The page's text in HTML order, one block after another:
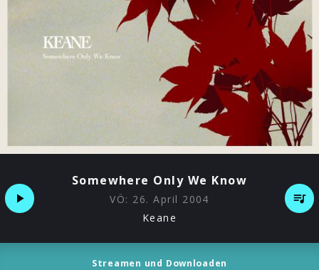
Somewhere Only We Know
VÖ: 26. April 2004
Keane
Streamen und Downloaden